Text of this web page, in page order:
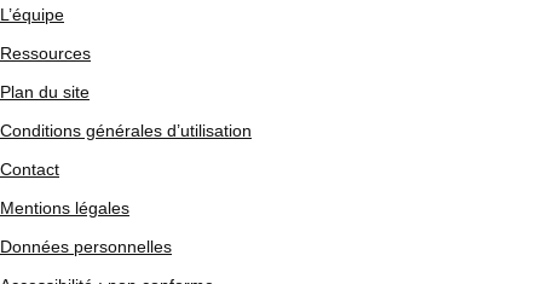
L’équipe
Ressources
Plan du site
Conditions générales d’utilisation
Contact
Mentions légales
Données personnelles